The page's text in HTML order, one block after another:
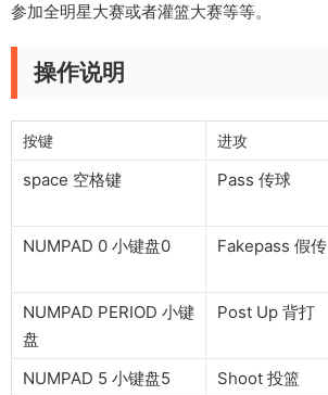
参加全明星大赛或者灌篮大赛等等。
操作说明
按键 进攻
space 空格键 Pass 传球
NUMPAD 0 小键盘0
Fakepass 假传
NUMPAD PERIOD 小键
盘
Post Up 背打
NUMPAD 5 小键盘5
Shoot 投篮